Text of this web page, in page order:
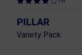
PILLAR
Variety Pack